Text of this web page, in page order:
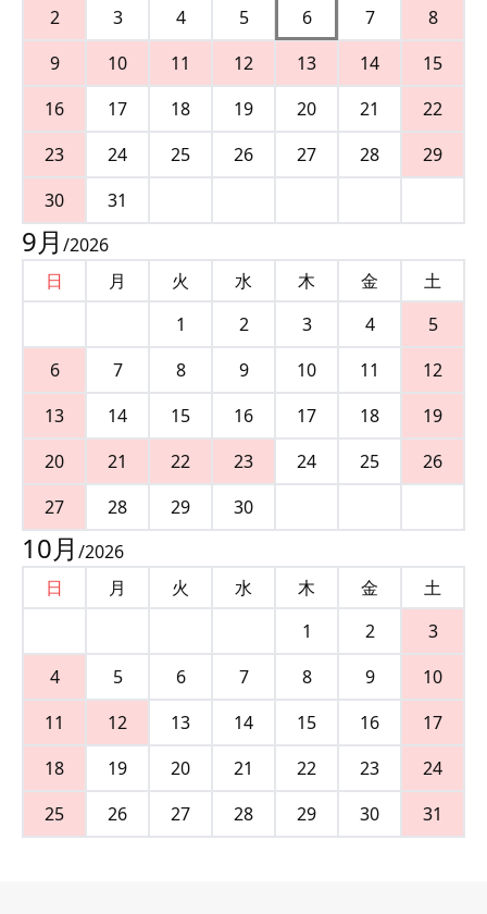
2 3 4 5 6 7
8
9
10 11 12 13 14
15
16
17 18 19 20 21
22
23
24 25 26 27 28
29
30
31
9月 /2026
日
月 火 水 木 金
土
1
2 3 4
5
6
7 8 9 10 11
12
13
14 15 16 17 18
19
20
21 22 23 24 25
26
27
28 29 30
10月 /2026
日
月 火 水 木 金
土
1
2
3
4
5 6 7 8 9
10
11
12 13 14 15 16
17
18
19 20 21 22 23
24
25
26 27 28 29 30 31